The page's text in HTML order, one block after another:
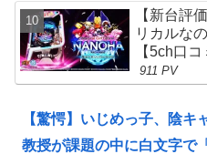
【新台評
リカルな
【5ch口コ
911 PV
【驚愕】いじめっ子、陰キ
教授が課題の中に白文字で